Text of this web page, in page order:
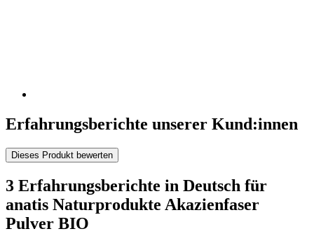
Erfahrungsberichte unserer Kund:innen
Dieses Produkt bewerten
3 Erfahrungsberichte in Deutsch für
anatis Naturprodukte Akazienfaser
Pulver BIO